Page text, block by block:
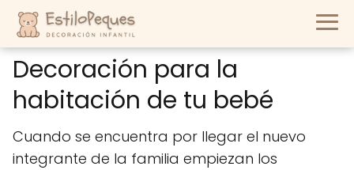
Decoración para la
habitación de tu bebé
Cuando se encuentra por llegar el nuevo
integrante de la familia empiezan los